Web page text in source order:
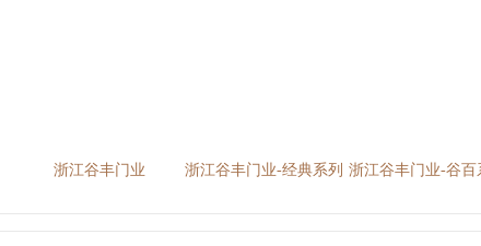
浙江谷丰门业-经典系列 浙江谷丰门业-谷百系列 浙江谷丰花梨实木门-梅